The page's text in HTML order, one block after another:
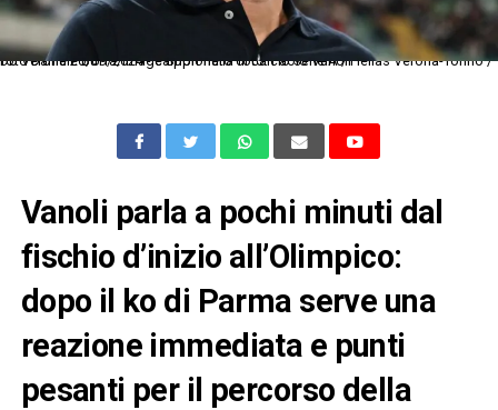
Db Verona 20/09/2024 - campionato di calcio serie A / Hellas Verona-Torino / foto Daniele Buffa/Image Sport nella foto: Paolo Vanoli
Vanoli parla a pochi minuti dal
fischio d’inizio all’Olimpico:
dopo il ko di Parma serve una
reazione immediata e punti
pesanti per il percorso della